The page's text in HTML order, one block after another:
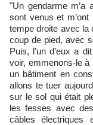
"Un gendarme m’a
sont venus et m’ont
tempe droite avec la
coup de pied, avec
Puis, l’un d’eux a
voir, emmenons-le à
un bâtiment en
allons te tuer
sur le sol qui était
les fesses avec
câbles électriques